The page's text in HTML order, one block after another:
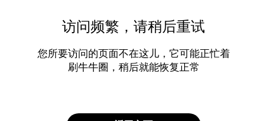
访问频繁，请稍后重试
您所要访问的页面不在这儿，它可能正忙着
刷牛牛圈，稍后就能恢复正常